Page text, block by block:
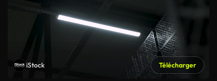
iStock Télécharger